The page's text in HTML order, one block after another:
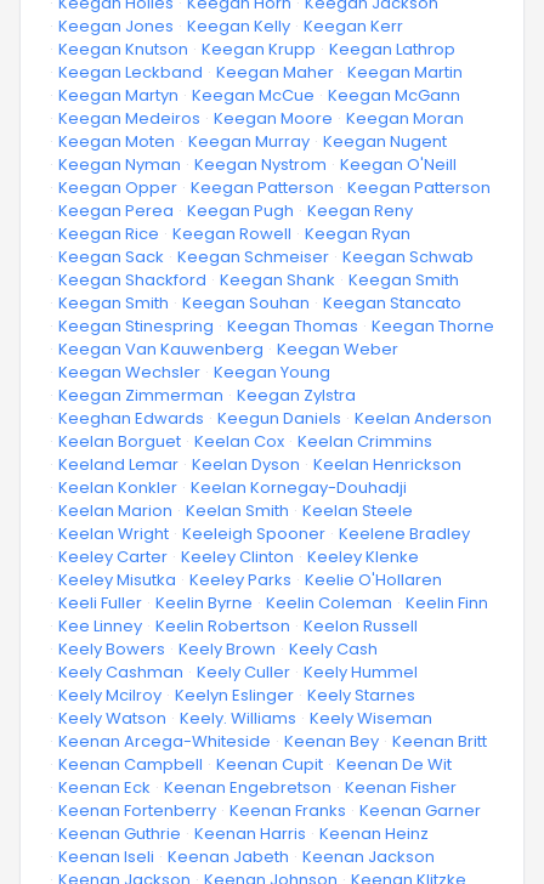
· Keegan Jones · Keegan Kelly · Keegan Kerr
· Keegan Knutson · Keegan Krupp · Keegan Lathrop
· Keegan Leckband · Keegan Maher · Keegan Martin
· Keegan Martyn · Keegan McCue · Keegan McGann
· Keegan Medeiros · Keegan Moore · Keegan Moran
· Keegan Moten · Keegan Murray · Keegan Nugent
· Keegan Nyman · Keegan Nystrom · Keegan O'Neill
· Keegan Opper · Keegan Patterson · Keegan Patterson
· Keegan Perea · Keegan Pugh · Keegan Reny
· Keegan Rice · Keegan Rowell · Keegan Ryan
· Keegan Sack · Keegan Schmeiser · Keegan Schwab
· Keegan Shackford · Keegan Shank · Keegan Smith
· Keegan Smith · Keegan Souhan · Keegan Stancato
· Keegan Stinespring · Keegan Thomas · Keegan Thorne
· Keegan Van Kauwenberg · Keegan Weber
· Keegan Wechsler · Keegan Young
· Keegan Zimmerman · Keegan Zylstra
· Keeghan Edwards · Keegun Daniels · Keelan Anderson
· Keelan Borguet · Keelan Cox · Keelan Crimmins
· Keeland Lemar · Keelan Dyson · Keelan Henrickson
· Keelan Konkler · Keelan Kornegay-Douhadji
· Keelan Marion · Keelan Smith · Keelan Steele
· Keelan Wright · Keeleigh Spooner · Keelene Bradley
· Keeley Carter · Keeley Clinton · Keeley Klenke
· Keeley Misutka · Keeley Parks · Keelie O'Hollaren
· Keeli Fuller · Keelin Byrne · Keelin Coleman · Keelin Finn
· Kee Linney · Keelin Robertson · Keelon Russell
· Keely Bowers · Keely Brown · Keely Cash
· Keely Cashman · Keely Culler · Keely Hummel
· Keely Mcilroy · Keelyn Eslinger · Keely Starnes
· Keely Watson · Keely. Williams · Keely Wiseman
· Keenan Arcega-Whiteside · Keenan Bey · Keenan Britt
· Keenan Campbell · Keenan Cupit · Keenan De Wit
· Keenan Eck · Keenan Engebretson · Keenan Fisher
· Keenan Fortenberry · Keenan Franks · Keenan Garner
· Keenan Guthrie · Keenan Harris · Keenan Heinz
· Keenan Iseli · Keenan Jabeth · Keenan Jackson